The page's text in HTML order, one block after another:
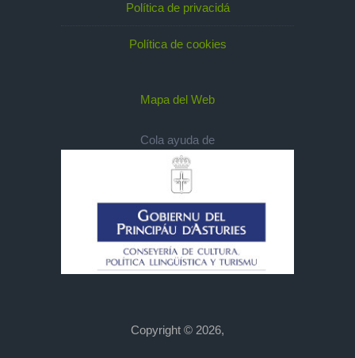
Política de privacidá
Política de cookies
Mapa del Web
Cola ayuda de
Copyright © 2026,